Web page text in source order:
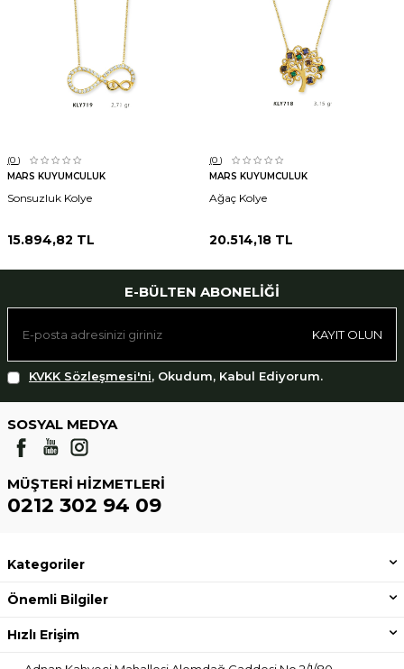
(0 )
MARS KUYUMCULUK
Sonsuzluk Kolye
15.894,82 TL
(0 )
MARS KUYUMCULUK
Ağaç Kolye
20.514,18 TL
E-BÜLTEN ABONELIĞI
KAYIT OLUN
KVKK Sözleşmesi'ni, Okudum, Kabul Ediyorum.
SOSYAL MEDYA
MÜŞTERI HIZMETLERI
0212 302 94 09
Kategoriler
Önemli Bilgiler
Hızlı Erişim